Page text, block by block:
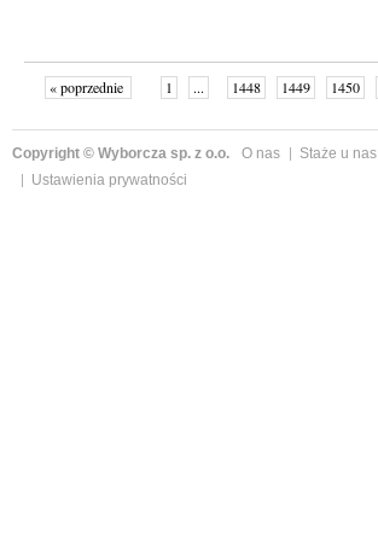
« poprzednie 1 ... 1448 1449 1450
Copyright © Wyborcza sp. z o.o. O nas Staże u nas
Ustawienia prywatności